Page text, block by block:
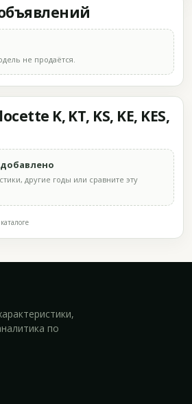
не продаётся.
K, KT, KS, KE, KES,
другие годы или сравните эту
по